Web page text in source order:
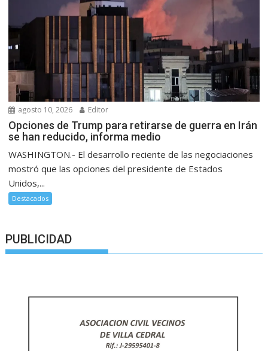
agosto 10, 2026 Editor
Opciones de Trump para retirarse de guerra en Irán
se han reducido, informa medio
WASHINGTON.- El desarrollo reciente de las negociaciones
mostró que las opciones del presidente de Estados
Unidos,...
Destacados
PUBLICIDAD